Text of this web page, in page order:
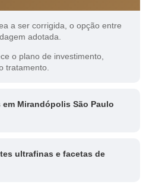
a ser corrigida, o opção entre
adotada.
o plano de investimento,
tratamento.
Mirandópolis São Paulo
ultrafinas e facetas de